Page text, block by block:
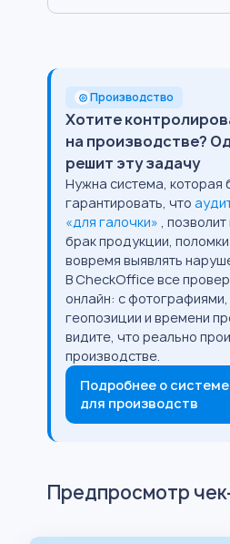
Производство
Хотите
на производстве?
решит эту задачу
Нужна система, которая
гарантировать, что
«для галочки» ,
брак продукции,
вовремя выявлять
В CheckOffice все
онлайн: с
геопозиции и времени
видите, что реально
производстве.
Подробнее о
для производств
Предпросмотр